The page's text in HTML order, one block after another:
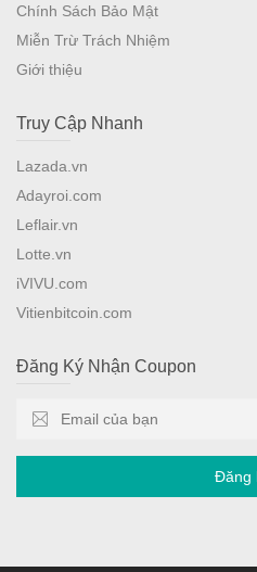
Chính Sách Bảo Mật
Miễn Trừ Trách Nhiệm
Giới thiệu
Truy Cập Nhanh
Lazada.vn
Adayroi.com
Leflair.vn
Lotte.vn
iVIVU.com
Vitienbitcoin.com
Đăng Ký Nhận Coupon
Đăng